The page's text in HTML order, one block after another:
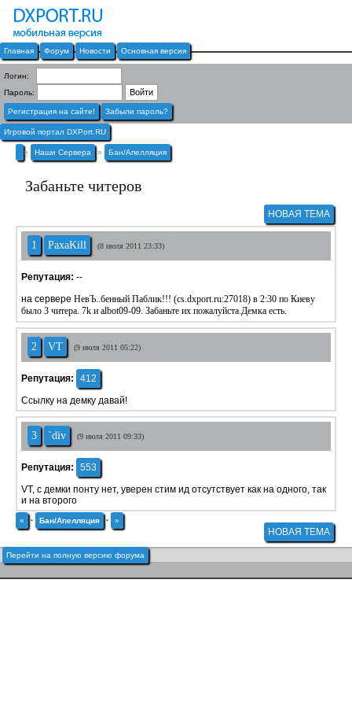
Главная Форум Новости Основная версия
Логин:
Пароль:
Регистрация на сайте! Забыли пароль?
Игровой портал DXPort.RU
» Наши Сервера » Бан/Апелляция
Забаньте читеров
НОВАЯ ТЕМА
1 PaxaKill (8 июля 2011 23:33)
Репутация: --
на сервере НевЪ..бенный Паблик!!! (cs.dxport.ru:27018) в 2:30 по Киеву
было 3 читера. 7k и albot09-09. Забаньте их пожалуйста.Демка есть.
2 VT (9 июля 2011 05:22)
Репутация:
412
Ссылку на демку давай!
3 `div (9 июля 2011 09:33)
Репутация:
553
VT, с демки понту нет, уверен стим ид отсутствует как на одного, так
и на второго
« · Бан/Апелляция · »
НОВАЯ ТЕМА
Перейти на полную версию форума